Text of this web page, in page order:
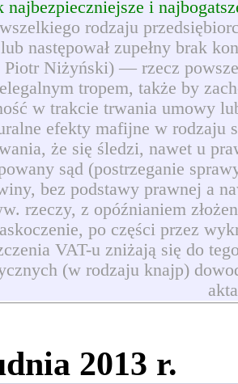
najbezpieczniejsze i
rodzaju
następował zupełny brak
Piotr Niżyński) — rzecz
tropem, także by
w trakcie trwania umowy
efekty mafijne w rodzaju
że się śledzi, nawet u
sąd (postrzeganie
bez podstawy prawnej a
rzeczy, z opóźnianiem
po części przez
VAT-u zniżają się do
(w rodzaju knajp)
2013 r.